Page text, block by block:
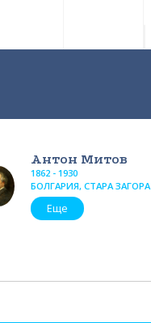
Антон Митов
1862 - 1930
БОЛГАРИЯ, СТАРА ЗАГОРА
Еще